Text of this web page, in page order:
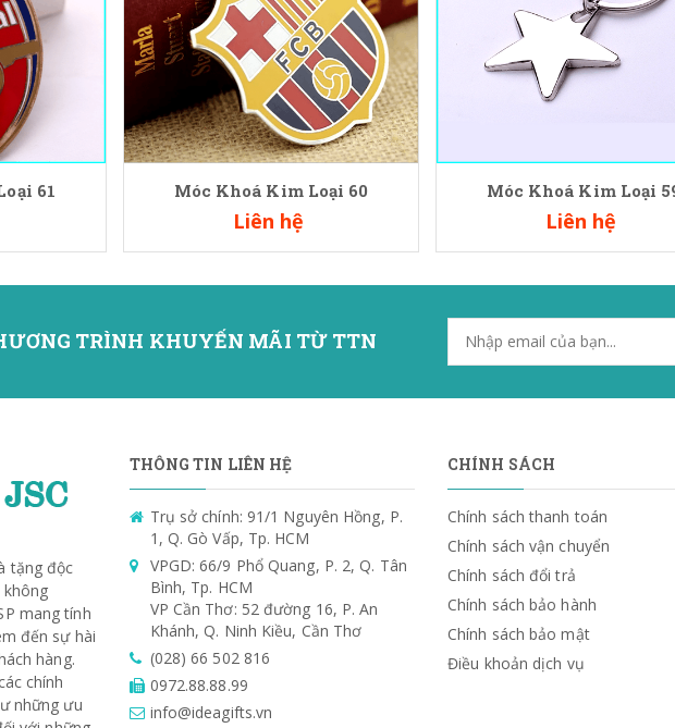
61 Móc Khoá Kim Loại 60
Liên hệ
Móc Khoá Kim Loại
Liên hệ
TRÌNH KHUYẾN MÃI TỪ TTN
tặng độc
mang tính
đến sự hài
hàng.
chính
những ưu
THÔNG TIN LIÊN HỆ
Trụ sở chính: 91/1 Nguyên Hồng, P.
1, Q. Gò Vấp, Tp. HCM
VPGD: 66/9 Phổ Quang, P. 2, Q. Tân
Bình, Tp. HCM
VP Cần Thơ: 52 đường 16, P. An
Khánh, Q. Ninh Kiều, Cần Thơ
(028) 66 502 816
0972.88.88.99
info@ideagifts.vn
CHÍNH SÁCH
Chính sách thanh toán
Chính sách vận chuyển
Chính sách đổi trả
Chính sách bảo hành
Chính sách bảo mật
Điều khoản dịch vụ